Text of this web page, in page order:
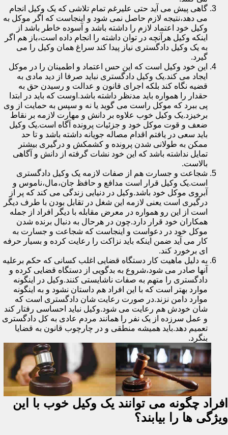
گاهی پیش می آید حتی علیرغم تمام تلاشی که یک وکیل انجام
می دهد،نتیجه لازم حاصل نمی شود و اینجاست که اگر موکل به
وکیل خود اعتماد لازم را داشته باشد و آسوده خاطر باشد از
اینکه وکیل هرآنچه در توان داشته را انجام داده است،باز هم اگر
به یک وکیل دادگستری نیاز پیدا کند سراغ همان وکیل را می
گیرد.
این خود وکیل است که این حس اعتماد و اطمینان را در موکل
ایجاد می کند.یک وکیل دادگستری نباید صرفا از دید مادی به
قضیه نگاه کند بلکه اجرای قانون و عدالت و رسیدن حق به
حقدار را همواره باید مدنظر داشته باشد.اوست که باید در ابتدا
پی ببرد که موکل راست می گوید یا نه و سپس به حمایت از وی
برخیزد.یک وکیل خوب علاوه بر دانش و مهارت لازمه بر نقاط
ضعف و قوت موکل خود و جزئیات پرونده آگاه است.یک وکیل
باید سعی در یافتم اقدام مصاله جویانه داشته باشد و تا حد
ممکن به طولانی شدن پرونده و کشمکش و درگیری بیشتر
تمایل نداشته باشد که این خود نشات گرفته از دانش و آگاهی
بالاست.
شجاعت و جسارت هم از صفات لازمه یک وکیل دادگستری
است.یک وکیل قرار است مدافع و حافظ جان،مال،ناموس و
آبروی موکل خود باشد.وکیل در دنیایی زندگی می کند که پر از
درگیری است یعنی لازمه این شغل در تقابل بودن با طرف دیگر
است از این رو همواره در معرض مقابله با دیگر افراد از جمله
همکاران خود قرار دارد.چون در هرحال به دنبال برنده شدن
موکل خود در دعواست و اینجاست که شجاعت و جسارت به
کار می آید ضمن اینکه باید نزاکت را رعایت کرده و بسیار حرفه
ای برخورد کند.
به دلیل ماهیت کار دستگاه قضایی اغلب کسانی که حکم برعلیه
آنها صادر می شود،شروع به بدگویی از دستگاه قضایی کرده و
دادگستری را متهم به صفات ناشایستی کنند.وکیل در اینگونه
موارد بهتر است که با این افراد هم داستان نشود و به اینگونه
موارد دامن نزند.در صورت رعایت شان دادگستری است که
شان خودش هم رعایت می شود.وکیل نباید احساسی رفتار کند
و عمل سرزده از یک نفر را همانند مردم عادی به کل دادگستری
تعمیم دهد.باید همیشه منطقی و در چارچوب قانون به قضایا
بنگرد.
افراد چگونه می توانند یک وکیل خوب با این
ویژگی ها را بیابند؟